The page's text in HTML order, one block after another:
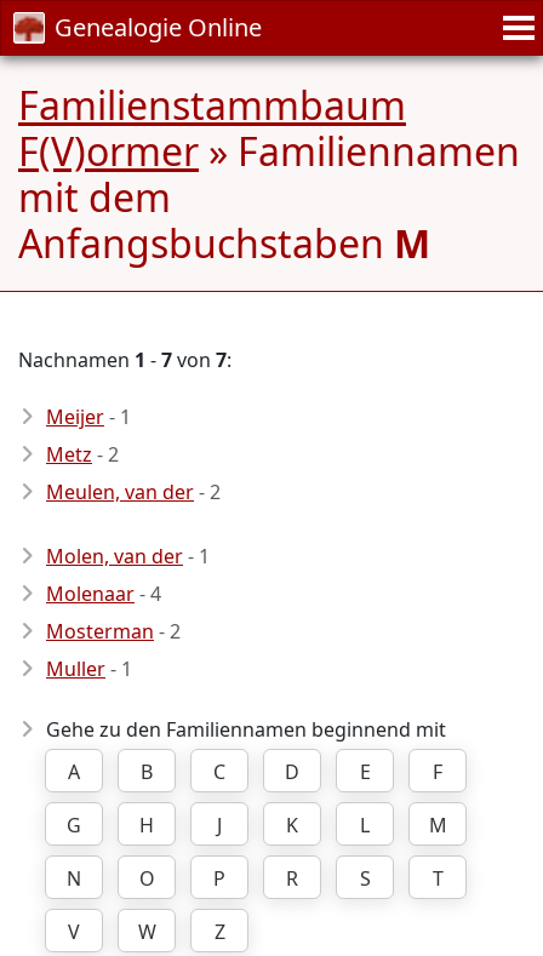
Genealogie Online
Familienstammbaum
F(V)ormer » Familiennamen
mit dem
Anfangsbuchstaben M
Nachnamen 1 -7von 7:
Meijer- 1
Metz - 2
Meulen, van der- 2
Molen, van der- 1
Molenaar- 4
Mosterman - 2
Muller- 1
Gehe zu den Familiennamen beginnend mit
A
B C D E
F
G
H J K L
M
N
O P R S
T
V
W
Z